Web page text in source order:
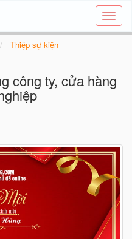
Tạo
thiệp
các
chủ
Thiệp sự kiện
công ty, cửa hàng